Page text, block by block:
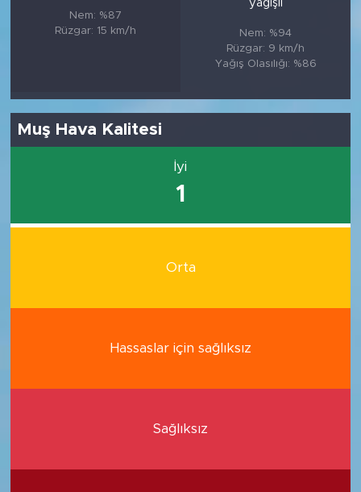
Nem: %87
Rüzgar: 15 km/h
yağışlı
Nem: %94
Rüzgar: 9 km/h
Yağış Olasılığı: %86
Muş Hava Kalitesi
İyi
1
Orta
Hassaslar için sağlıksız
Sağlıksız